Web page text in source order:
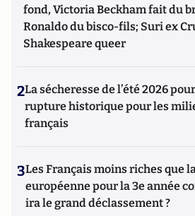
fond, Victoria Beckham fait du
Ronaldo du bisco-fils; Suri ex
Shakespeare queer
2La sécheresse de l’été 2026
rupture historique pour les
français
3Les Français moins riches que
européenne pour la 3e année
ira le grand déclassement ?